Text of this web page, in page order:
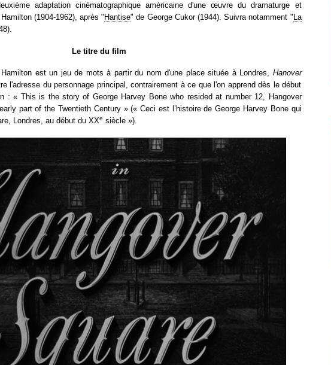
adaptation cinématographique américaine d'une œuvre du dramaturge et
(1904-1962), après "Hantise" de George Cukor (1944). Suivra notamment " La
Le titre du film
est un jeu de mots à partir du nom d'une place située à Londres, Hanover
l'adresse du personnage principal, contrairement à ce que l'on apprend dès le début
: « This is the story of George Harvey Bone who resided at number 12, Hangover
part of the Twentieth Century » (« Ceci est l’histoire de George Harvey Bone qui
Londres, au début du XXe siècle »).